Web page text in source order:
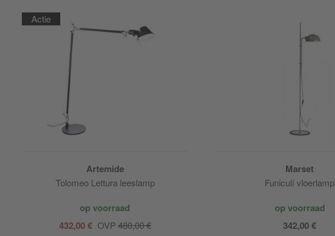
Artemide
Tolomeo Lettura leeslamp
op voorraad
432,00 € OVP 480,00 €
Actie
Marset
Funiculí vloerlamp
op voorraad
342,00 €